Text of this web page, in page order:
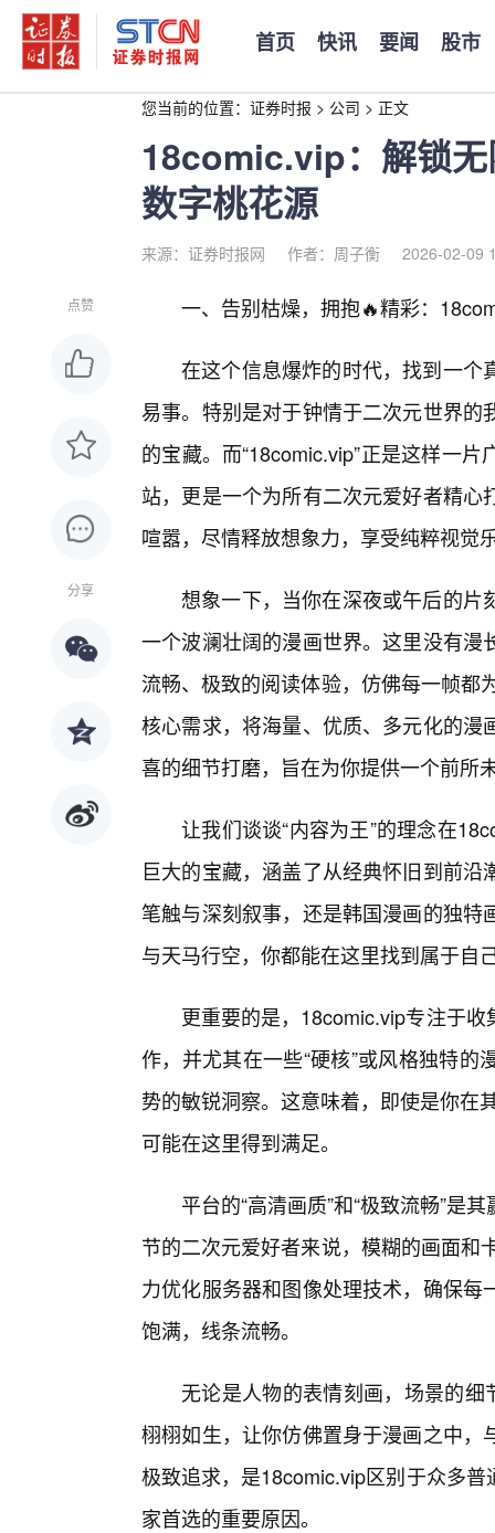
首页 快讯 要闻 股市
您当前的位置： 证券时报 > 公司 > 正文
18comic.vip：解锁
数字桃花源
来源：证券时报网 作者：周子衡 2026-02-09
点赞
分享
一、告别枯燥，拥抱🔥精彩：
在这个信息爆炸的时代，找到一个
易事。特别是对于钟情于二次元世界
的宝藏。而“18comic.vip”正是这样一
站，更是一个为所有二次元爱好者精
喧嚣，尽情释放想象力，享受纯粹视觉
想象一下，当你在深夜或午后的片
一个波澜壮阔的漫画世界。这里没有
流畅、极致的阅读体验，仿佛每一帧都
核心需求，将海量、优质、多元化的
喜的细节打磨，旨在为你提供一个前所
让我们谈谈“内容为王”的理念在
巨大的宝藏，涵盖了从经典怀旧到前
笔触与深刻叙事，还是韩国漫画的独
与天马行空，你都能在这里找到属于自
更重要的是，18comic.vip专注于
作，并尤其在一些“硬核”或风格独特
势的敏锐洞察。这意味着，即使是你在
可能在这里得到满足。
平台的“高清画质”和“极致流畅”是
节的二次元爱好者来说，模糊的画面和
力优化服务器和图像处理技术，确保
饱满，线条流畅。
无论是人物的表情刻画，场景的
栩栩如生，让你仿佛置身于漫画之中
极致追求，是18comic.vip区别于众多
家首选的重要原因。